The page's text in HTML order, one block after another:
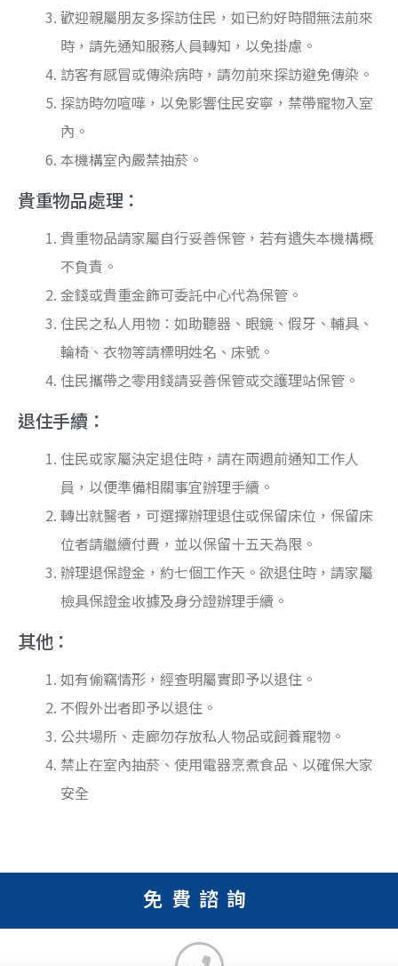
歡迎親屬朋友多探訪住民，如已約好時間無法前來
時，請先通知服務人員轉知，以免掛慮。
訪客有感冒或傳染病時，請勿前來探訪避免傳染。
探訪時勿喧嘩，以免影響住民安寧，禁帶寵物入室
內。
本機構室內嚴禁抽菸。
貴重物品處理：
貴重物品請家屬自行妥善保管，若有遺失本機構概
不負責。
金錢或貴重金飾可委託中心代為保管。
住民之私人用物：如助聽器、眼鏡、假牙、輔具、
輪椅、衣物等請標明姓名、床號。
住民攜帶之零用錢請妥善保管或交護理站保管。
退住手續：
住民或家屬決定退住時，請在兩週前通知工作人
員，以便準備相關事宜辦理手續。
轉出就醫者，可選擇辦理退住或保留床位，保留床
位者請繼續付費，並以保留十五天為限。
辦理退保證金，約七個工作天。欲退住時，請家屬
檢具保證金收據及身分證辦理手續。
其他：
如有偷竊情形，經查明屬實即予以退住。
不假外出者即予以退住。
公共場所、走廊勿存放私人物品或飼養寵物。
禁止在室內抽菸、使用電器烹煮食品、以確保大家
安全
免費諮詢